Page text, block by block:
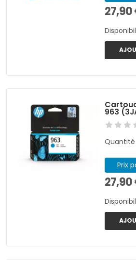
963
Quantité
Prix